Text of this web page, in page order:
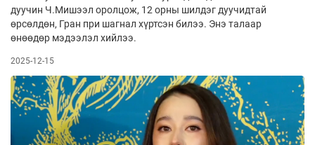
дуучин Ч.Мишээл оролцож, 12 орны шилдэг дуучидтай
өрсөлдөн, Гран при шагнал хүртсэн билээ. Энэ талаар
өнөөдөр мэдээлэл хийлээ.
2025-12-15